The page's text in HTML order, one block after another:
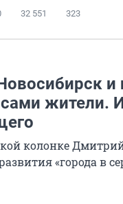
32 551 323
и
жители.
колонке
«города в